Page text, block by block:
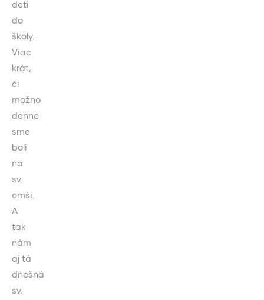
deti
do
školy.
Viac
krát,
či
možno
denne
sme
boli
na
sv.
omši.
A
tak
nám
aj tá
dnešná
sv.